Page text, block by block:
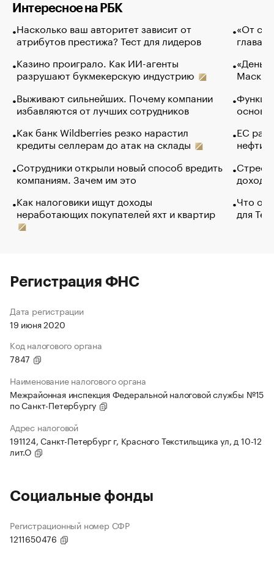
Интересное на РБК
Насколько ваш авторитет зависит от
атрибутов престижа? Тест для лидеров
Казино проиграло. Как ИИ-агенты
разрушают букмекерскую индустрию
Выживают сильнейших. Почему компании
избавляются от лучших сотрудников
Как банк Wildberries резко нарастил
кредиты селлерам до атак на склады
Сотрудники открыли новый способ вредить
компаниям. Зачем им это
Как налоговики ищут доходы
неработающих покупателей яхт и квартир
«От
глава
Маск в
основ
ЕС
нефти
Что
для
Регистрация ФНС
Дата регистрации
19 июня 2020
Код налогового органа
7847
Наименование налогового органа
Межрайонная инспекция Федеральной налоговой службы №15
по Санкт-Петербургу
Адрес налоговой
191124, Санкт-Петербург г, Красного Текстильщика ул, д 10-12
лит.О
Социальные фонды
Регистрационный номер СФР
1211650476